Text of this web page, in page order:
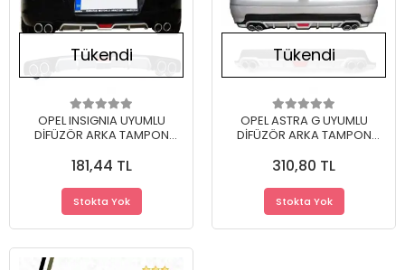
Tükendi
OPEL INSIGNIA UYUMLU
DİFÜZÖR ARKA TAMPON
181,44 TL
Stokta Yok
Tükendi
OPEL ASTRA G UYUMLU
DİFÜZÖR ARKA TAMPON
310,80 TL
Stokta Yok